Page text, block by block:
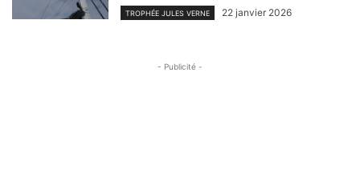
TROPHÉE JULES VERNE 22 janvier 2026
- Publicité -